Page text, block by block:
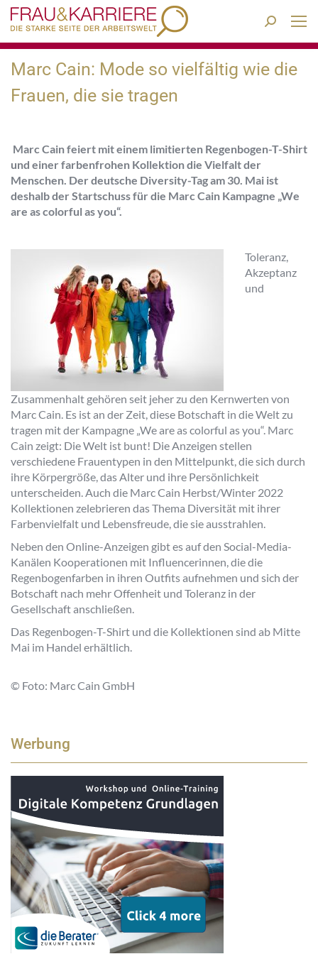
Search:
Marc Cain: Mode so vielfältig wie die
Frauen, die sie tragen
Marc Cain feiert mit einem limitierten Regenbogen-T-Shirt
und einer farbenfrohen Kollektion die Vielfalt der
Menschen. Der deutsche Diversity-Tag am 30. Mai ist
deshalb der Startschuss für die Marc Cain Kampagne „We
are as colorful as you“.
Toleranz,
Akzeptanz
und
Zusammenhalt gehören seit jeher zu den Kernwerten von
Marc Cain. Es ist an der Zeit, diese Botschaft in die Welt zu
tragen mit der Kampagne „We are as colorful as you“. Marc
Cain zeigt: Die Welt ist bunt! Die Anzeigen stellen
verschiedene Frauentypen in den Mittelpunkt, die sich durch
ihre Körpergröße, das Alter und ihre Persönlichkeit
unterscheiden. Auch die Marc Cain Herbst/Winter 2022
Kollektionen zelebrieren das Thema Diversität mit ihrer
Farbenvielfalt und Lebensfreude, die sie ausstrahlen.
Neben den Online-Anzeigen gibt es auf den Social-Media-
Kanälen Kooperationen mit Influencerinnen, die die
Regenbogenfarben in ihren Outfits aufnehmen und sich der
Botschaft nach mehr Offenheit und Toleranz in der
Gesellschaft anschließen.
Das Regenbogen-T-Shirt und die Kollektionen sind ab Mitte
Mai im Handel erhältlich.
© Foto: Marc Cain GmbH
Werbung